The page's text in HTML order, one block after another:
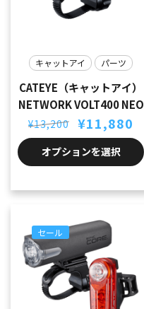
キャットアイ パーツ
CATEYE（キャットアイ）
NETWORK VOLT400 NEO
¥13,200 元
の
価
格
¥13,200
で
た。
¥11,880
現
在
の
価
は
¥11,880
す。
オプションを選択
セール